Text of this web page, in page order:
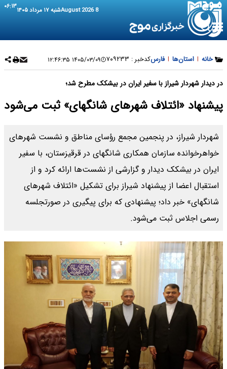
8 August 2026 شنبه ۱۷ مرداد ۱۴۰۵ ۰۶:۱۳
خانه | استان‌ها | فارسکدخبر : ۷۰۹۲۳۳ ۱۴۰۵/۰۳/۰۹ ۱۲:۴۶:۳۵
در دیدار شهردار شیراز با سفیر ایران در بیشکک مطرح شد؛
پیشنهاد «ائتلاف شهرهای شانگهای» ثبت می‌شود
شهردار شیراز، در پنجمین مجمع رؤسای مناطق و نشست شهرهای
خواهرخوانده سازمان همکاری شانگهای در قرقیزستان، با سفیر
ایران در بیشکک دیدار و گزارشی از نشست‌ها ارائه کرد و از
استقبال اعضا از پیشنهاد شیراز برای تشکیل «ائتلاف شهرهای
شانگهای» خبر داد؛ پیشنهادی که برای پیگیری در صورتجلسه
رسمی اجلاس ثبت می‌شود.